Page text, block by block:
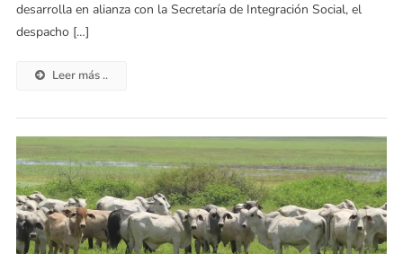
desarrolla en alianza con la Secretaría de Integración Social, el
despacho […]
Leer más ..